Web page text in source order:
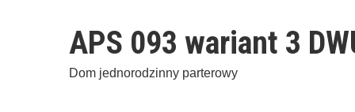
APS 093 wariant 3
Dom jednorodzinny parterowy